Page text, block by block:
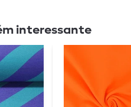
interessante